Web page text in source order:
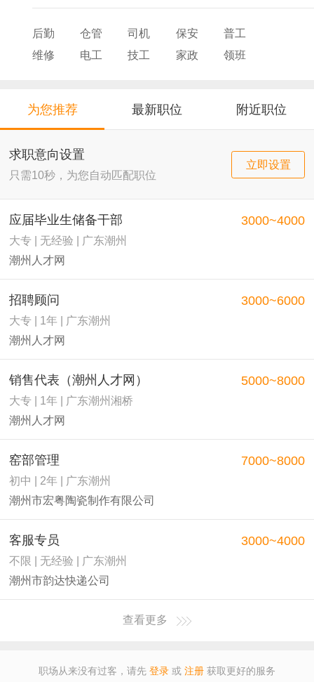
后勤 仓管 司机 保安
普工
维修
电工 技工 家政
领班
为您推荐 最新职位 附近职位
求职意向设置
只需10秒，为您自动匹配职位
立即设置
应届毕业生储备干部
大专 | 无经验 | 广东潮州
潮州人才网
3000~4000
招聘顾问
大专 | 1年 | 广东潮州
潮州人才网
3000~6000
销售代表（潮州人才网）
大专 | 1年 | 广东潮州湘桥
潮州人才网
5000~8000
窑部管理
初中 | 2年 | 广东潮州
潮州市宏粤陶瓷制作有限公司
7000~8000
客服专员
不限 | 无经验 | 广东潮州
潮州市韵达快递公司
3000~4000
查看更多
职场从来没有过客，请先 登录 或 注册 获取更好的服务